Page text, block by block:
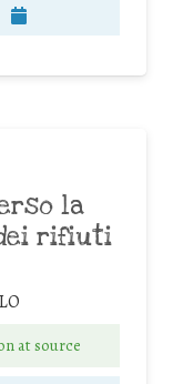
la
rifiuti
at source